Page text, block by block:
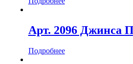
Арт. 2096 Джинса
Подробнее